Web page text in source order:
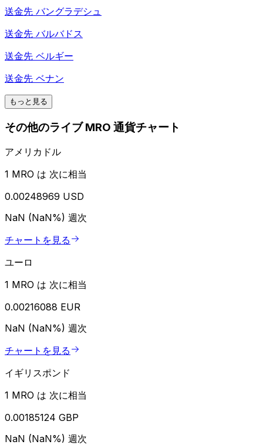
送金先 バングラデシュ
送金先 バルバドス
送金先 ベルギー
送金先 ベナン
もっと見る
その他のライブ MRO 通貨チャート
アメリカドル
1 MRO は 次に相当
0.00248969 USD
NaN (NaN%) 週次
チャートを見る
ユーロ
1 MRO は 次に相当
0.00216088 EUR
NaN (NaN%) 週次
チャートを見る
イギリスポンド
1 MRO は 次に相当
0.00185124 GBP
NaN (NaN%) 週次